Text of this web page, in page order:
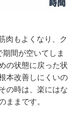
肉もよくなり、ク
間が空いてしま
の状態に戻った状
本改善しにくいの
の時は、楽にはな
ままです。